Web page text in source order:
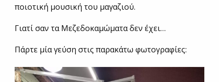
ποιοτική μουσική του μαγαζιού.
Γιατί σαν τα Μεζεδοκαμώματα δεν έχει…
Πάρτε μία γεύση στις παρακάτω φωτογραφίες: